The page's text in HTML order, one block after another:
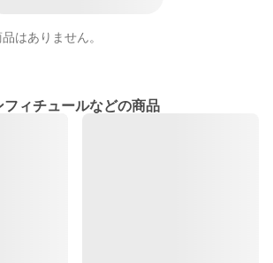
はありません。
フィチュールなどの商品